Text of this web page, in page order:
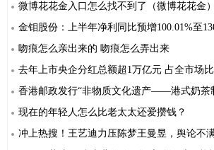
微博花花金入口怎么找不到了（微博花花金）
金钼股份：上半年净利同比预增100.01%至
吻痕怎么亲出来的 吻痕怎么弄出来
去年上市央企分红总额超1万亿元 占全市场
香港邮政发行“非物质文化遗产——港式奶茶
现在的年轻人怎么比老太太还爱攒钱？
冲上热搜！王艺迪力压陈梦王曼昱，舆论不